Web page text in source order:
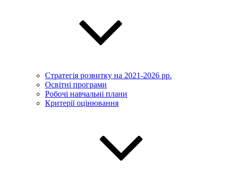
Стратегія розвитку на 2021-2026 рр.
Освітні програми
Робочі навчальні плани
Критерії оцінювання